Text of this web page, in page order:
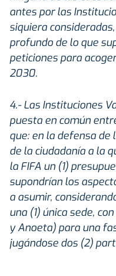
antes por las
siquiera
profundo de lo que
peticiones para
2030.
4.- Las Instituciones
puesta en común
que: en la defensa
de la ciudadanía a la
la FIFA un (1)
supondrían los
a asumir,
una (1) única sede,
y Anoeta) para una
jugándose dos (2)